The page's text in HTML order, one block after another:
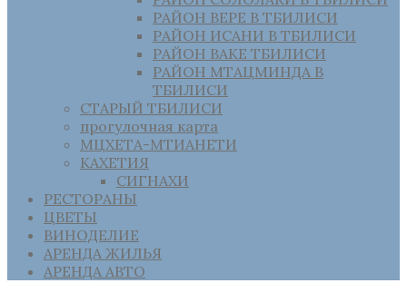
РАЙОН ВЕРЕ В ТБИЛИСИ
РАЙОН ИСАНИ В ТБИЛИСИ
РАЙОН ВАКЕ ТБИЛИСИ
РАЙОН МТАЦМИНДА В
ТБИЛИСИ
СТАРЫЙ ТБИЛИСИ
прогулочная карта
МЦХЕТА-МТИАНЕТИ
КАХЕТИЯ
СИГНАХИ
РЕСТОРАНЫ
ЦВЕТЫ
ВИНОДЕЛИЕ
АРЕНДА ЖИЛЬЯ
АРЕНДА АВТО